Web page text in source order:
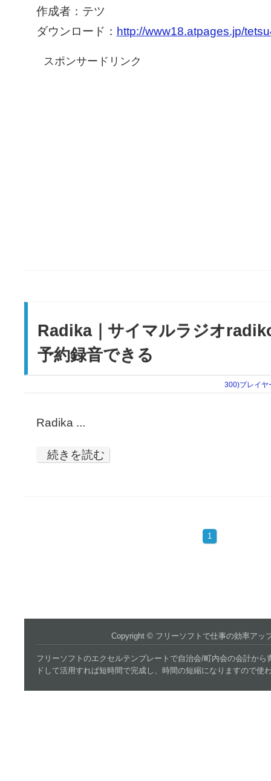
作成者：テツ
ダウンロード： http://www18.atpages.jp/
スポンサードリンク
Radika｜サイマルラジオ
予約録音できる
300)プレイヤ
Radika ...
続きを読む
1
Copyright © フリーソフトで仕事の効率アッ
フリーソフトのエクセルテンプレートで自治会/町内会の会計か
ドして活用すれば短時間で完成し、時間の短縮になりますので使